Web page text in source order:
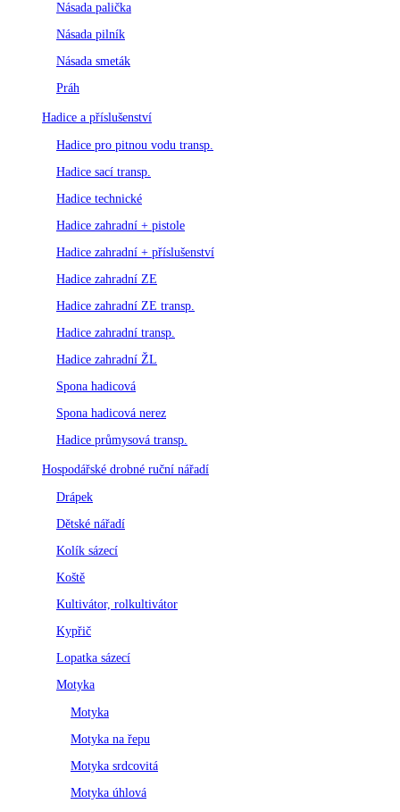
Násada palička
Násada pilník
Násada smeták
Práh
Hadice a příslušenství
Hadice pro pitnou vodu transp.
Hadice sací transp.
Hadice technické
Hadice zahradní + pistole
Hadice zahradní + příslušenství
Hadice zahradní ZE
Hadice zahradní ZE transp.
Hadice zahradní transp.
Hadice zahradní ŽL
Spona hadicová
Spona hadicová nerez
Hadice průmysová transp.
Hospodářské drobné ruční nářadí
Drápek
Dětské nářadí
Kolík sázecí
Koště
Kultivátor, rolkultivátor
Kypřič
Lopatka sázecí
Motyka
Motyka
Motyka na řepu
Motyka srdcovitá
Motyka úhlová